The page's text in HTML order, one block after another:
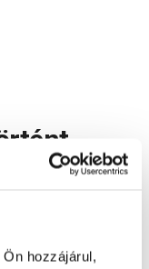
hozzájárul,